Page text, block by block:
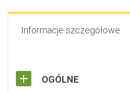
Informacje szczegółowe
OGÓLNE